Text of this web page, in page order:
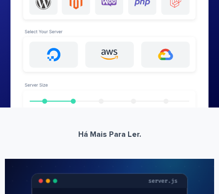
Há Mais Para Ler.